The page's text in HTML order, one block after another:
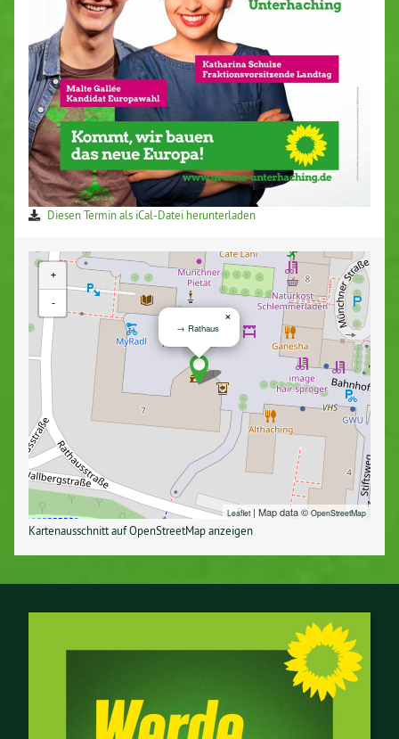
Diesen Termin als iCal-Da­tei her­un­ter­la­den
×
→ Rathaus
+
-
Leaflet| Map data © Open­S­treet­Map
Kar­ten­aus­schnitt auf Open­S­treet­Map anzeigen